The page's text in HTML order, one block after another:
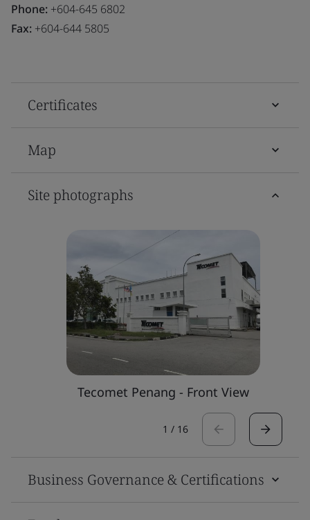
Phone: +604-645 6802
Fax: +604-644 5805
Certificates
Map
Site photographs
Tecomet Penang - Front View
1 / 16
Business Governance & Certifications